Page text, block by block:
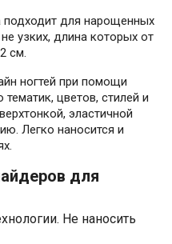
подходит для нарощенных
узких, длина которых от
см.
ногтей при помощи
цветов, стилей и
эластичной
Легко наносится и
для
Не наносить